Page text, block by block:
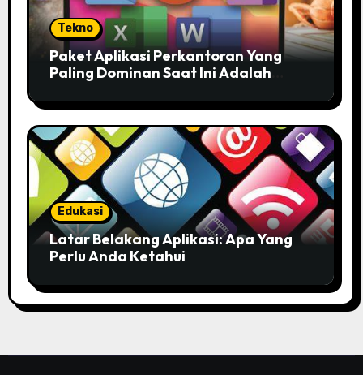
Tekno
Paket Aplikasi Perkantoran Yang
Paling Dominan Saat Ini Adalah
Anda!
Edukasi
Latar Belakang Aplikasi: Apa Yang
Perlu Anda Ketahui